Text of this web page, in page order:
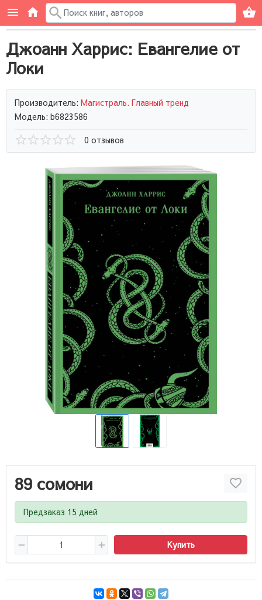
Джоанн Харрис: Евангелие от
Локи
Производитель: Магистраль. Главный тренд
Модель: b6823586
0 отзывов
89 сомони
Предзаказ 15 дней
Купить